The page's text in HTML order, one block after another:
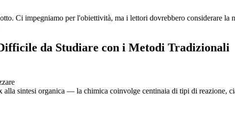
Ci impegniamo per l'obiettività, ma i lettori dovrebbero considerare la
da Studiare con i Metodi Tradizionali
alla sintesi organica — la chimica coinvolge centinaia di tipi di reazione,